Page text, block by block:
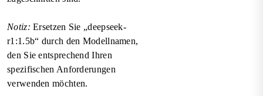
Notiz: Ersetzen Sie „deepseek-
r1:1.5b“ durch den Modellnamen,
den Sie entsprechend Ihren
spezifischen Anforderungen
verwenden möchten.